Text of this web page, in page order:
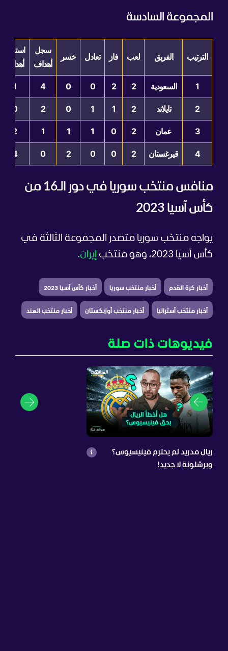
المجموعة السادسة
الترتيب الفريق لعب فاز تعادل خسر
سجل
أهداف
استقبل
أهداف
1 السعودية 2
2
0
0
4
1
2 تايلاند 2
1
1
0
2
0
3 عمان 2
0
1
1
1
2
4 قيرغستان 2
0
0
2
0
4
منافس منتخب سوريا في دور الـ16 من
كأس آسيا 2023
يواجه منتخب سوريا متصدر المجموعة الثالثة في
كأس آسيا 2023، وهو منتخب
إيران.
أخبار كرة القدم أخبار منتخب سوريا أخبار كأس آسيا 2023
أخبار منتخب أستراليا أخبار منتخب أوزبكستان أخبار منتخب الهند
فيديوهات ذات صلة
ريال مدريد لم يحترم فينيسيوس؟
وبرشلونة لا جديد!